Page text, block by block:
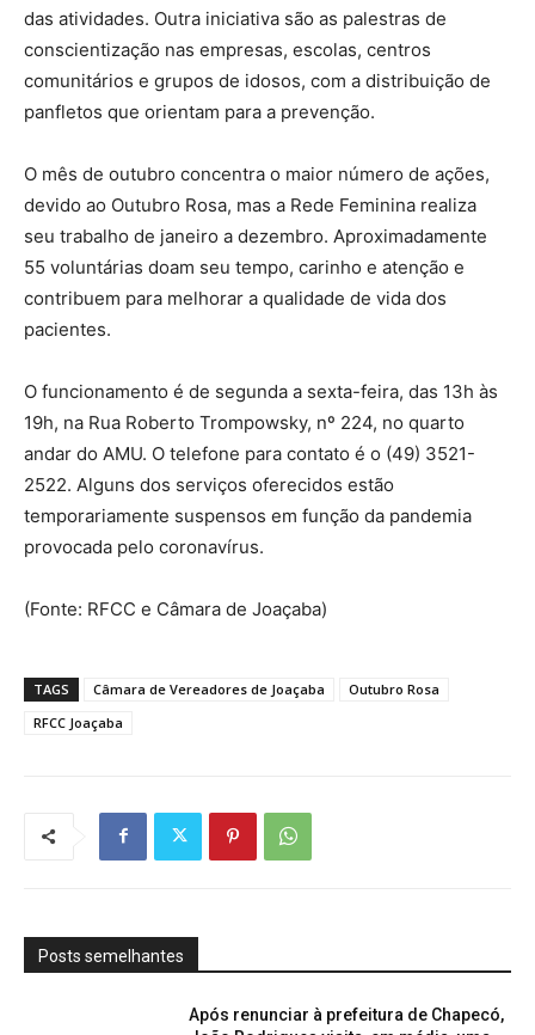
das atividades. Outra iniciativa são as palestras de
conscientização nas empresas, escolas, centros
comunitários e grupos de idosos, com a distribuição de
panfletos que orientam para a prevenção.
O mês de outubro concentra o maior número de ações,
devido ao Outubro Rosa, mas a Rede Feminina realiza
seu trabalho de janeiro a dezembro. Aproximadamente
55 voluntárias doam seu tempo, carinho e atenção e
contribuem para melhorar a qualidade de vida dos
pacientes.
O funcionamento é de segunda a sexta-feira, das 13h às
19h, na Rua Roberto Trompowsky, nº 224, no quarto
andar do AMU. O telefone para contato é o (49) 3521-
2522. Alguns dos serviços oferecidos estão
temporariamente suspensos em função da pandemia
provocada pelo coronavírus.
(Fonte: RFCC e Câmara de Joaçaba)
TAGS Câmara de Vereadores de Joaçaba
Outubro Rosa
RFCC Joaçaba
Posts semelhantes
Após renunciar à prefeitura de Chapecó,